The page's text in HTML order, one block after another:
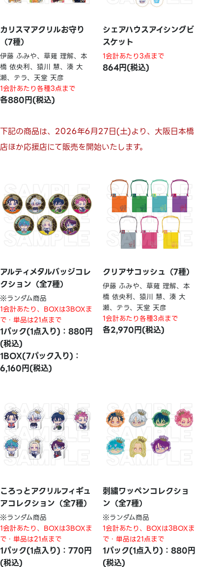
カリスマアクリルお守り
（7種）
伊藤 ふみや、草薙 理解、本
橋 依央利、猿川 慧、湊 大
瀬、テラ、天堂 天彦
1会計あたり各種3点まで
各880円(税込)
シェアハウスアイシングビ
スケット
1会計あたり3点まで
864円(税込)
下記の商品は、2026年6月27日(土)より、大阪日本橋
店ほか応援店にて販売を開始いたします。
アルティメタルバッジコレ
クション（全7種）
※ランダム商品
1会計あたり、BOXは3BOXま
で・単品は21点まで
1パック(1点入り)：880円
(税込)
1BOX(7パック入り)：
6,160円(税込)
クリアサコッシュ（7種）
伊藤 ふみや、草薙 理解、本
橋 依央利、猿川 慧、湊 大
瀬、テラ、天堂 天彦
1会計あたり各種3点まで
各2,970円(税込)
ころっとアクリルフィギュ
アコレクション（全7種）
※ランダム商品
1会計あたり、BOXは3BOXま
で・単品は21点まで
1パック(1点入り)：770円
(税込)
刺繍ワッペンコレクショ
ン（全7種）
※ランダム商品
1会計あたり、BOXは3BOXま
で・単品は21点まで
1パック(1点入り)：880円
(税込)